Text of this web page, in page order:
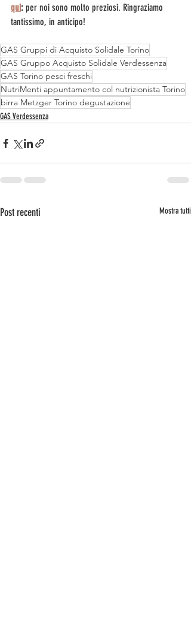
qui: per noi sono molto preziosi. Ringraziamo
tantissimo, in anticipo!
GAS Gruppi di Acquisto Solidale Torino
GAS Gruppo Acquisto Solidale Verdessenza
GAS Torino pesci freschi
NutriMenti appuntamento col nutrizionista Torino
birra Metzger Torino degustazione
GAS Verdessenza
Post recenti Mostra tutti